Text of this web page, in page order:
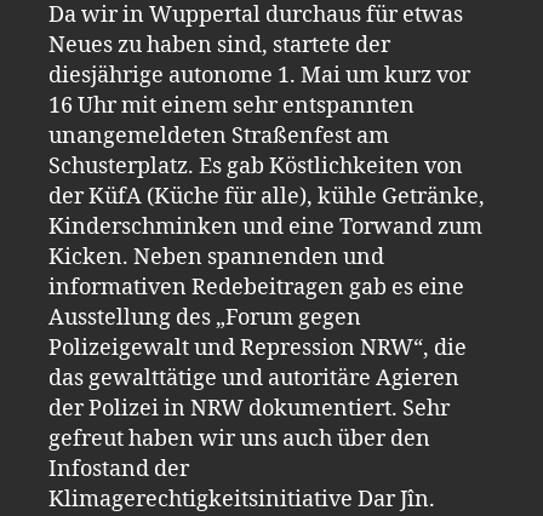
Da wir in Wuppertal durchaus für etwas
Neues zu haben sind, startete der
diesjährige autonome 1. Mai um kurz vor
16 Uhr mit einem sehr entspannten
unangemeldeten Straßenfest am
Schusterplatz. Es gab Köstlichkeiten von
der KüfA (Küche für alle), kühle Getränke,
Kinderschminken und eine Torwand zum
Kicken. Neben spannenden und
informativen Redebeitragen gab es eine
Ausstellung des „Forum gegen
Polizeigewalt und Repression NRW“, die
das gewalttätige und autoritäre Agieren
der Polizei in NRW dokumentiert. Sehr
gefreut haben wir uns auch über den
Infostand der
Klimagerechtigkeitsinitiative Dar Jîn.